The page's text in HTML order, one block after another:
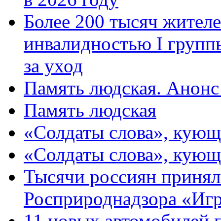
Более 200 тысяч
инвалидностью I
за уход
Память людская.
Память людская
«Солдаты слова»,
«Солдаты слова»,
Тысячи россиян
Росприроднадзора